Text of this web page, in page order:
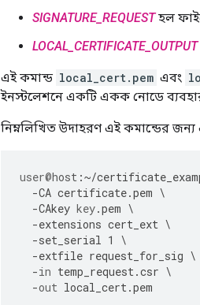
SIGNATURE_REQUESTহল
LOCAL_CERTIFICATE_OUTPUT
এই কমান্ড local_cert.pem এবং
ইনস্টলেশনে একটি একক নোডে ব্যবহার
নিম্নলিখিত উদাহরণ এই কমান্ডের
user@host :~/
-CA certificate.pem \
-CAkey key.pem \
-extensions cert_ext \
-set_serial 1
\
-extfile request_for_sig \
-in temp_request.csr \
-out local_cert.pem